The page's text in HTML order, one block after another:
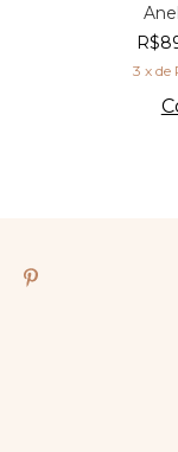
3 x de